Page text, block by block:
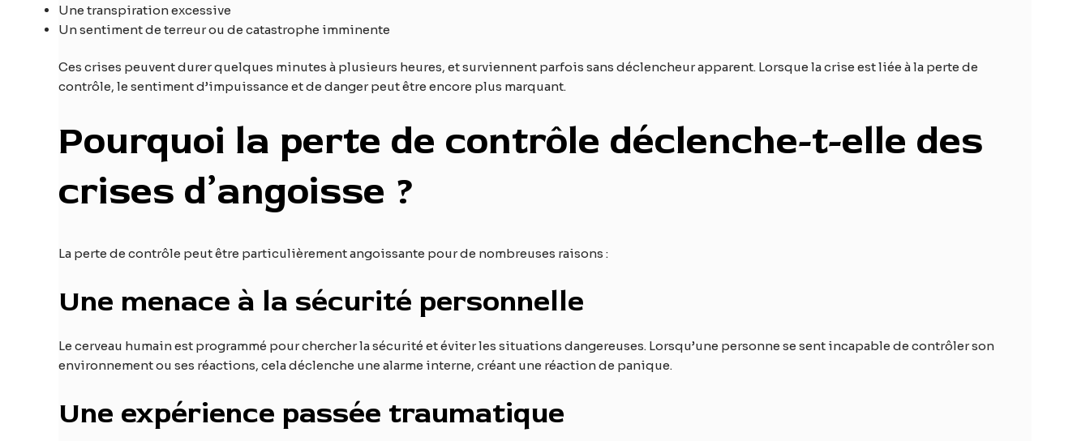
Une transpiration excessive
Un sentiment de terreur ou de catastrophe imminente
Ces crises peuvent durer quelques minutes à plusieurs heures, et surviennent parfois sans déclencheur apparent. Lorsque la crise est liée à la perte de
contrôle, le sentiment d’impuissance et de danger peut être encore plus marquant.
Pourquoi la perte de contrôle déclenche-t-elle des
crises d’angoisse ?
La perte de contrôle peut être particulièrement angoissante pour de nombreuses raisons :
Une menace à la sécurité personnelle
Le cerveau humain est programmé pour chercher la sécurité et éviter les situations dangereuses. Lorsqu’une personne se sent incapable de contrôler son
environnement ou ses réactions, cela déclenche une alarme interne, créant une réaction de panique.
Une expérience passée traumatique